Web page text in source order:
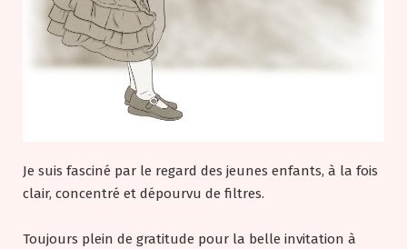
Je suis fasciné par le regard des jeunes enfants, à la fois
clair, concentré et dépourvu de filtres.
Toujours plein de gratitude pour la belle invitation à